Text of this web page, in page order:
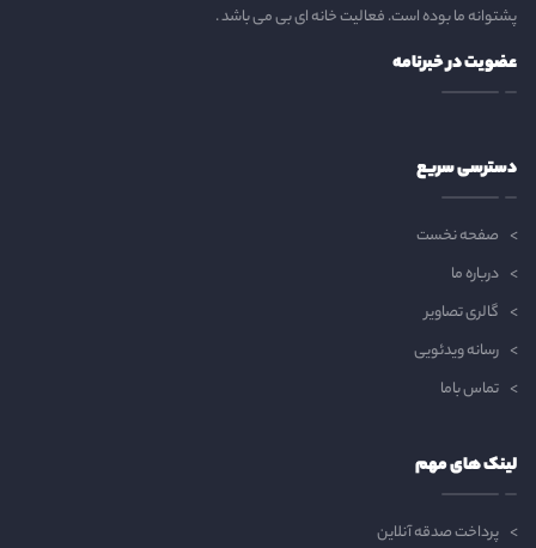
پشتوانه ما بوده است. فعالیت خانه ای بی می باشد .
عضویت در خبرنامه
دسترسی سریع
صفحه نخست
درباره ما
گالری تصاویر
رسانه ویدئویی
تماس باما
لینک های مهم
پرداخت صدقه آنلاین